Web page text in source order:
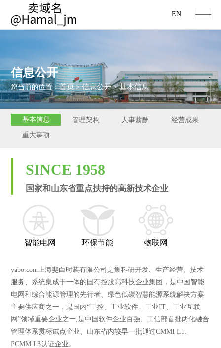
EN
信息公开
您当前的位置：首页>信息公开>基本信息
基本信息 管理架构 人事薪酬
经营成果
重大事项
SINCE 1958
国家和山东省重点扶持的高新技术企业
智能电网 环保节能 物联网
yabo.com上海斐白时装有限公司是集科研开发、生产经营、技术
服务、系统集成于一体的国有控股高科技企业集团，是中国智能
电网和综合能源管理的先行者、绿色低碳智慧能源系统解决方案
主要供应商之一，是国内“工控、工业软件、工业IT、工业互联
网”领域重要企业之一,是中国软件企业百强、工信部首批两化融合
管理体系贯标试点企业、山东省内较早一批通过CMMI L5、
PCMM L3认证企业。